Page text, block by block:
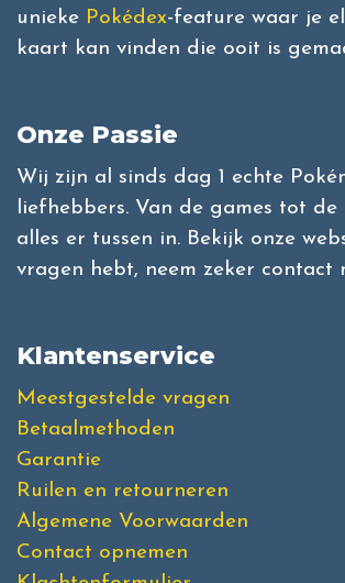
unieke Pokédex-feature waar je
kaart kan vinden die ooit is
Onze Passie
Wij zijn al sinds dag 1 echte
liefhebbers. Van de games tot de
alles er tussen in. Bekijk onze
vragen hebt, neem zeker contact
Klantenservice
Meestgestelde vragen
Betaalmethoden
Garantie
Ruilen en retourneren
Algemene Voorwaarden
Contact opnemen